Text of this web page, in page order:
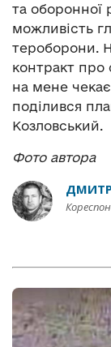
та оборонної
можливість
тероборони.
контракт про
на мене
поділився
Козловський.
Фото автора